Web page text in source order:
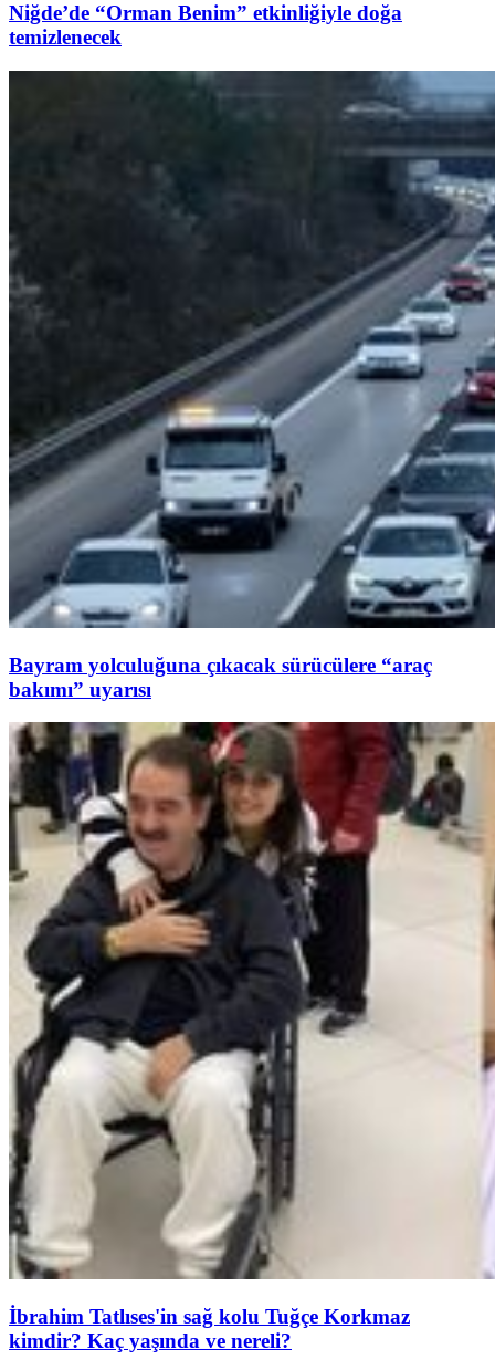
Niğde’de “Orman Benim” etkinliğiyle doğa
temizlenecek
Bayram yolculuğuna çıkacak sürücülere “araç
bakımı” uyarısı
İbrahim Tatlıses'in sağ kolu Tuğçe Korkmaz
kimdir? Kaç yaşında ve nereli?